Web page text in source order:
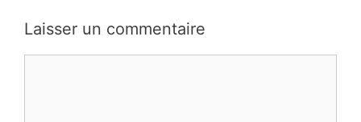
Laisser un commentaire